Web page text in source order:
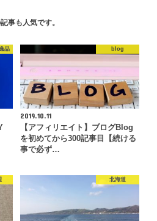
事も人気です。
品 blog
2019.10.11
【アフィリエイト】ブログBlog
を初めてから300記事目【続ける
事で必ず…
北海道